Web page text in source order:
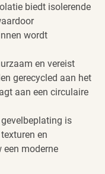
biedt isolerende
wordt
en vereist
gerecycled aan het
aan een circulaire
is
en
een moderne